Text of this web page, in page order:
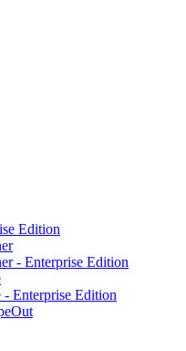
Edition
- Enterprise Edition
Enterprise Edition